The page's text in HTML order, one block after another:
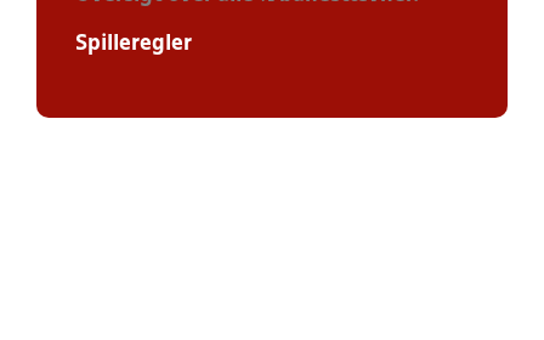
Spilleregler